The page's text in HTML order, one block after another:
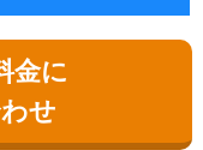
金に
せ